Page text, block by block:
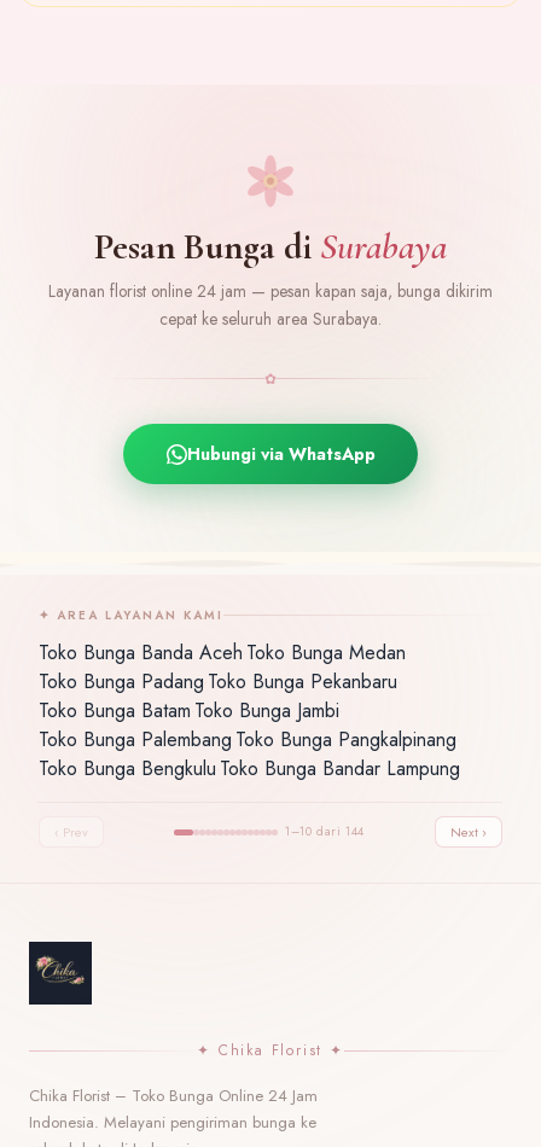
Pesan Bunga di Surabaya
Layanan florist online 24 jam — pesan kapan saja, bunga dikirim
cepat ke seluruh area Surabaya.
✿
Hubungi via WhatsApp
✦ AREA LAYANAN KAMI
Toko Bunga Banda Aceh Toko Bunga Medan
Toko Bunga Padang Toko Bunga Pekanbaru
Toko Bunga Batam Toko Bunga Jambi
Toko Bunga Palembang Toko Bunga Pangkalpinang
Toko Bunga Bengkulu Toko Bunga Bandar Lampung
‹ Prev 1–10 dari 144 Next ›
✦ Chika Florist ✦
Chika Florist – Toko Bunga Online 24 Jam
Indonesia. Melayani pengiriman bunga ke